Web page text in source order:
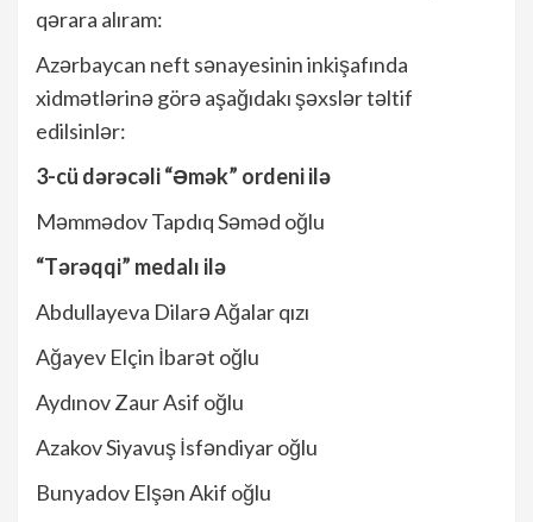
qərara alıram:
Azərbaycan neft sənayesinin inkişafında
xidmətlərinə görə aşağıdakı şəxslər təltif
edilsinlər:
3-cü dərəcəli “Əmək” ordeni ilə
Məmmədov Tapdıq Səməd oğlu
“Tərəqqi” medalı ilə
Abdullayeva Dilarə Ağalar qızı
Ağayev Elçin İbarət oğlu
Aydınov Zaur Asif oğlu
Azakov Siyavuş İsfəndiyar oğlu
Bunyadov Elşən Akif oğlu